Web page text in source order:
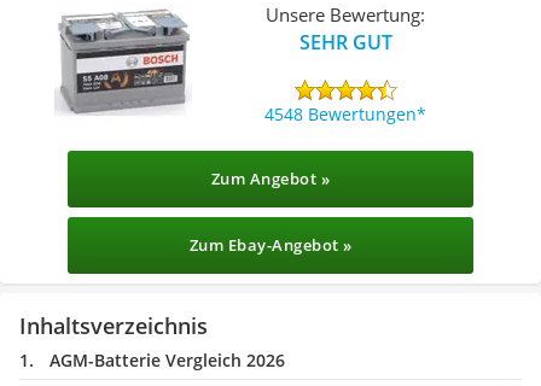
Unsere Bewertung:
SEHR GUT
4548 Bewertungen
Zum Angebot »
Zum Ebay-Angebot »
Inhaltsverzeichnis
AGM-Batterie Vergleich 2026